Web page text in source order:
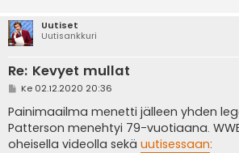
Uutiset
Uutisankkuri
Re: Kevyet mullat
V
e
s
t
i
Ke 02.12.2020 20:36
Painimaailma menetti jälleen yhden
Patterson menehtyi 79-vuotiaana.
oheisella videolla sekä uutisessaan: